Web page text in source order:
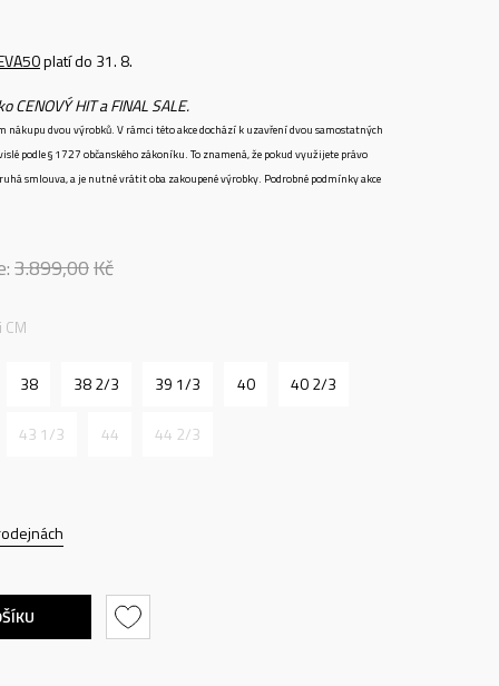
platí do 31. 8.
HIT a FINAL SALE.
nákupu dvou výrobků. V rámci této akce dochází k uzavření dvou samostatných
podle § 1727 občanského zákoníku. To znamená, že pokud využijete právo
smlouva, a je nutné vrátit oba zakoupené výrobky. Podrobné podmínky akce
3.899,00Kč
38 38 2/3 39 1/3 40 40 2/3
43 1/3 44 44 2/3